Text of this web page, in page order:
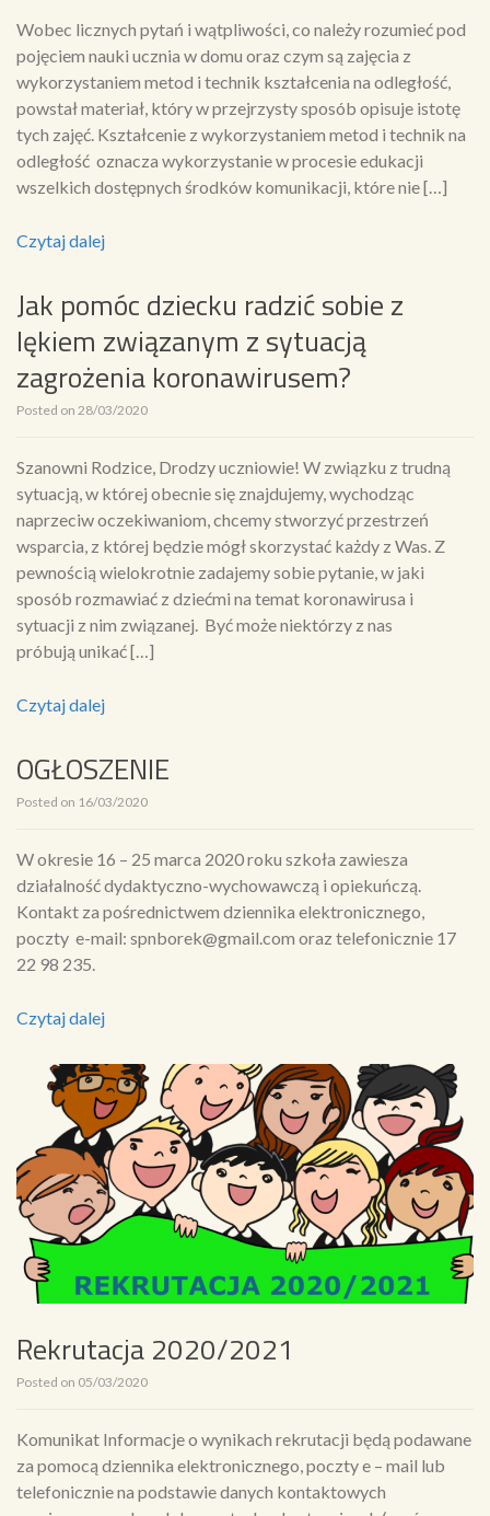
Wobec licznych pytań i wątpliwości, co należy rozumieć pod
pojęciem nauki ucznia w domu oraz czym są zajęcia z
wykorzystaniem metod i technik kształcenia na odległość,
powstał materiał, który w przejrzysty sposób opisuje istotę
tych zajęć. Kształcenie z wykorzystaniem metod i technik na
odległość oznacza wykorzystanie w procesie edukacji
wszelkich dostępnych środków komunikacji, które nie […]
Czytaj dalej
Jak pomóc dziecku radzić sobie z
lękiem związanym z sytuacją
zagrożenia koronawirusem?
Posted on 28/03/2020
Szanowni Rodzice, Drodzy uczniowie! W związku z trudną
sytuacją, w której obecnie się znajdujemy, wychodząc
naprzeciw oczekiwaniom, chcemy stworzyć przestrzeń
wsparcia, z której będzie mógł skorzystać każdy z Was. Z
pewnością wielokrotnie zadajemy sobie pytanie, w jaki
sposób rozmawiać z dziećmi na temat koronawirusa i
sytuacji z nim związanej. Być może niektórzy z nas
próbują unikać […]
Czytaj dalej
OGŁOSZENIE
Posted on 16/03/2020
W okresie 16 – 25 marca 2020 roku szkoła zawiesza
działalność dydaktyczno-wychowawczą i opiekuńczą.
Kontakt za pośrednictwem dziennika elektronicznego,
poczty e-mail: spnborek@gmail.com oraz telefonicznie 17
22 98 235.
Czytaj dalej
Rekrutacja 2020/2021
Posted on 05/03/2020
Komunikat Informacje o wynikach rekrutacji będą podawane
za pomocą dziennika elektronicznego, poczty e – mail lub
telefonicznie na podstawie danych kontaktowych